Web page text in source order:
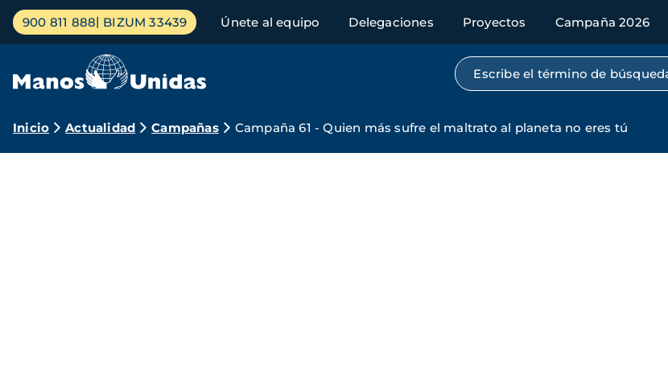
Pasar
contenido
Menú
principal
900 811 888 BIZUM 33439 Únete al equipo Delegaciones Proyectos Campaña 2026
Búsqueda por texto completo
Ruta
Inicio Actualidad Campañas Campaña 61 - Quien más sufre el maltrato al planeta no eres tú